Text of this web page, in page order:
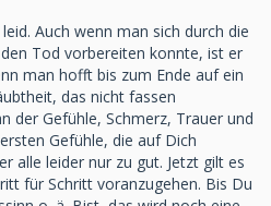
Auch wenn man sich durch die
Tod vorbereiten konnte, ist er
man hofft bis zum Ende auf ein
das nicht fassen
der Gefühle, Schmerz, Trauer und
Gefühle, die auf Dich
alle leider nur zu gut. Jetzt gilt es
für Schritt voranzugehen. Bis Du